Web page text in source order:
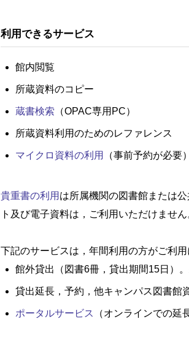
利用できるサービス
館内閲覧
所蔵資料のコピー
蔵書検索 （OPAC専用PC）
所蔵資料利用のためのレファレンス
マイクロ資料の利用 （事前予約が必要）
貴重書の利用 は所属機関の図書館または
ト及び電子資料は，ご利用いただけません
下記のサービスは，年間利用の方がご利用
館外貸出（図書6冊，貸出期間15日）
貸出延長，予約，他キャンパス図書館
ポータルサービス （オンラインでの延